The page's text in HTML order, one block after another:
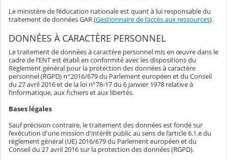
Le ministère de l’éducation nationale est quant à lui responsable du
traitement de données GAR (Gestionnaire de l’accès aux ressources).
DONNÉES À CARACTÈRE PERSONNEL
Le traitement de données à caractère personnel mis en œuvre dans le
cadre de l’ENT est établi en conformité avec les dispositions du
Règlement général pour la protection des données à caractère
personnel (RGPD) n°2016/679 du Parlement européen et du Conseil
du 27 avril 2016 et de la loi n°78-17 du 6 janvier 1978 relative à
l’informatique, aux fichiers et aux libertés.
Bases légales
Sauf précision contraire, le traitement des données est fondé sur
l’exécution d'une mission d'intérêt public au sens de l’article 6.1.e du
règlement général (UE) 2016/679 du Parlement européen et du
Conseil du 27 avril 2016 sur la protection des données (RGPD).